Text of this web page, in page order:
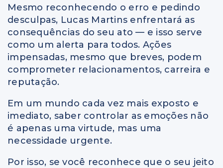
Mesmo reconhecendo o erro e pedindo
desculpas, Lucas Martins enfrentará as
consequências do seu ato — e isso serve
como um alerta para todos. Ações
impensadas, mesmo que breves, podem
comprometer relacionamentos, carreira e
reputação.
Em um mundo cada vez mais exposto e
imediato, saber controlar as emoções não
é apenas uma virtude, mas uma
necessidade urgente.
Por isso, se você reconhece que o seu jeito